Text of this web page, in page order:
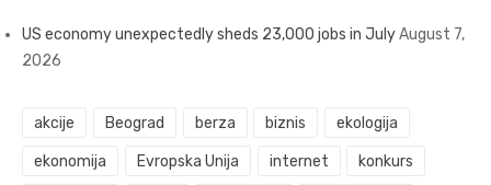
US economy unexpectedly sheds 23,000 jobs in JulyAugust 7,
2026
akcije Beograd berza biznis ekologija
ekonomija Evropska Unija internet konkurs